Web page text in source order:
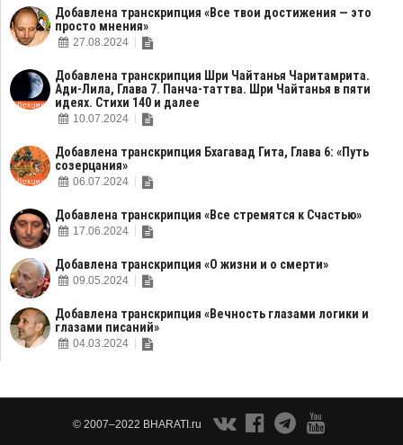
Добавлена транскрипция «Все твои достижения — это
просто мнения»
27.08.2024
Добавлена транскрипция Шри Чайтанья Чаритамрита.
Ади-Лила, Глава 7. Панча-таттва. Шри Чайтанья в пяти
идеях. Стихи 140 и далее
10.07.2024
Добавлена транскрипция Бхагавад Гита, Глава 6: «Путь
созерцания»
06.07.2024
Добавлена транскрипция «Все стремятся к Счастью»
17.06.2024
Добавлена транскрипция «О жизни и о смерти»
09.05.2024
Добавлена транскрипция «Вечность глазами логики и
глазами писаний»
04.03.2024
© 2007–2022 BHARATI.ru